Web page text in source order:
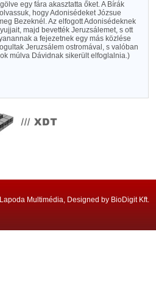
egy fára akasztatta őket. A Bírák
hogy Adonisédeket Józsue
Bezeknél. Az elfogott Adonisédeknek
majd bevették Jeruzsálemet, s ott
a fejezetnek egy más közlése
Jeruzsálem ostromával, s valóban
múlva Dávidnak sikerült elfoglalnia.)
Multimédia, Designed by BioDigit Kft.